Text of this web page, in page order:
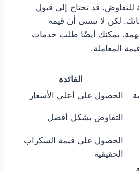
للتفاوض. قد تحتاج إلى قبول
لكن لا تنسى أن قيمة
يمكنك أيضًا طلب خدمات
المعاملة.
الفائدة
الحصول على أعلى الأسعار
التفاوض بشكل أفضل
الحصول على قيمة السكراب
الحقيقية